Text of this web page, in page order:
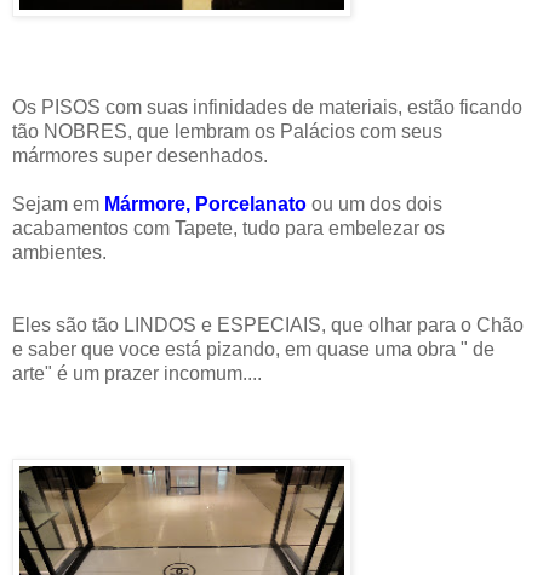
Os PISOS com suas infinidades de materiais, estão ficando
tão NOBRES, que lembram os Palácios com seus
mármores super desenhados.
Sejam em Mármore, Porcelanato ou um dos dois
acabamentos com Tapete, tudo para embelezar os
ambientes.
Eles são tão LINDOS e ESPECIAIS, que olhar para o Chão
e saber que voce está pizando, em quase uma obra " de
arte" é um prazer incomum....